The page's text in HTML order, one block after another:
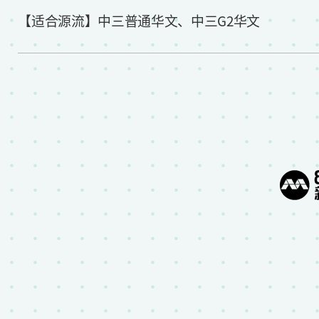
【适合源流】中三普通华文、中三G2华文